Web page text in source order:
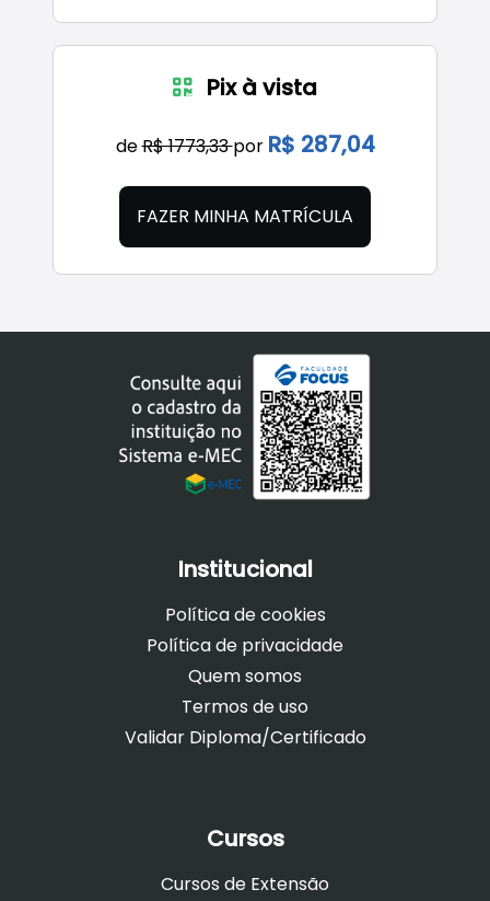
Pix à vista
deR$ 1773,33por R$ 287,04
FAZER MINHA MATRÍCULA
Institucional
Política de cookies
Política de privacidade
Quem somos
Termos de uso
Validar Diploma/Certificado
Cursos
Cursos de Extensão